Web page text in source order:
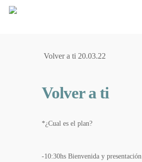
Skip
Volver a ti 20.03.22
Volver a ti
*¿Cual es el plan?
-10:30hs Bienvenida y presentación